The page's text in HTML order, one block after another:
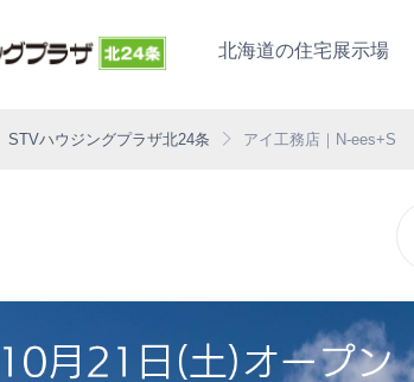
北海道の住宅展示場
STVハウジングプラザ北24条 アイ工務店｜N-ees+S